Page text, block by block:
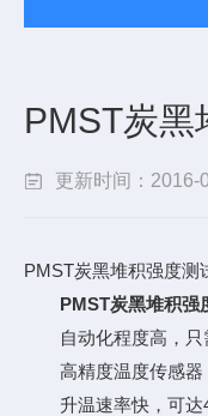
PMST炭黑
更新时间：2016-
PMST炭黑堆积强度测
PMST炭黑堆积强
自动化程度高，只
高精度温度传感器
升温速率快，可达